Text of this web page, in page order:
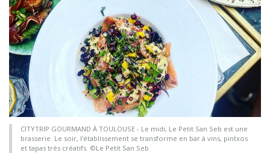
CITYTRIP GOURMAND À TOULOUSE - Le midi, Le Petit San Seb est une
brasserie. Le soir, l'établissement se transforme en bar à vins, pintxos
et tapas très créatifs. ©Le Petit San Seb